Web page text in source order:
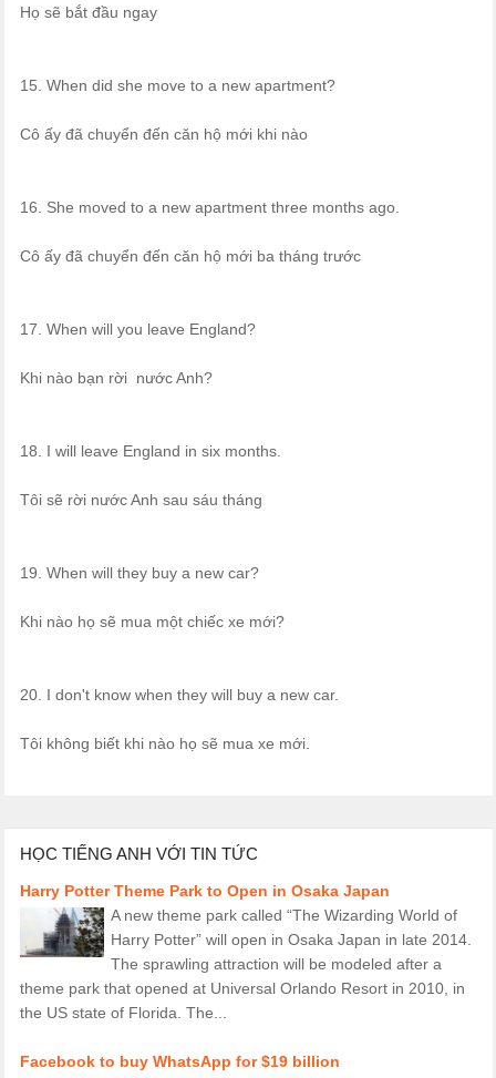
Họ sẽ bắt đầu ngay
15. When did she move to a new apartment?
Cô ấy đã chuyển đến căn hộ mới khi nào
16. She moved to a new apartment three months ago.
Cô ấy đã chuyển đến căn hộ mới ba tháng trước
17. When will you leave England?
Khi nào bạn rời nước Anh?
18. I will leave England in six months.
Tôi sẽ rời nước Anh sau sáu tháng
19. When will they buy a new car?
Khi nào họ sẽ mua một chiếc xe mới?
20. I don't know when they will buy a new car.
Tôi không biết khi nào họ sẽ mua xe mới.
HỌC TIẾNG ANH VỚI TIN TỨC
Harry Potter Theme Park to Open in Osaka Japan
A new theme park called “The Wizarding World of
Harry Potter” will open in Osaka Japan in late 2014.
The sprawling attraction will be modeled after a
theme park that opened at Universal Orlando Resort in 2010, in
the US state of Florida. The...
Facebook to buy WhatsApp for $19 billion